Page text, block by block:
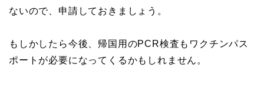
ないので、申請しておきましょう。
もしかしたら今後、帰国用のPCR検査もワクチンパス
ポートが必要になってくるかもしれません。